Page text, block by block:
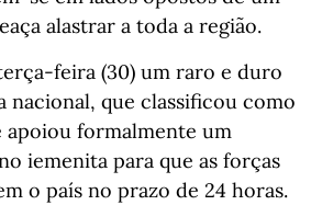
alastrar a toda a região.
feira (30) um raro e duro
nacional, que classificou como
apoiou formalmente um
iemenita para que as forças
o país no prazo de 24 horas.